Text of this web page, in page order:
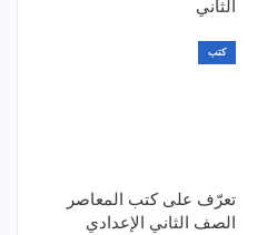
الثاني
كتب
تعرّف على كتب المعاصر
الصف الثاني الإعدادي